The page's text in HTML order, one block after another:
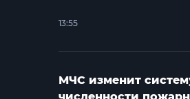
13:55
МЧС изменит